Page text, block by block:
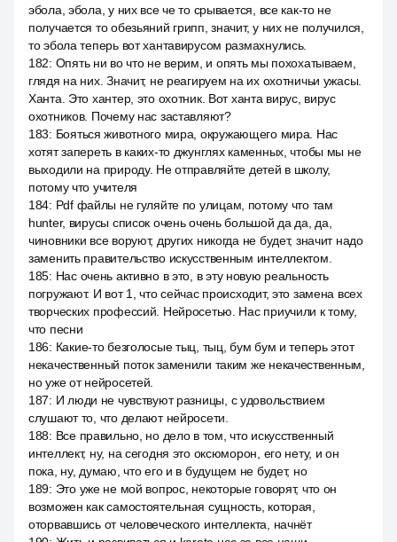
эбола, эбола, у них все че то срывается, все как-то не
получается то обезьяний грипп, значит, у них не получился,
то эбола теперь вот хантавирусом размахнулись.
182: Опять ни во что не верим, и опять мы похохатываем,
глядя на них. Значит, не реагируем на их охотничьи ужасы.
Ханта. Это хантер, это охотник. Вот ханта вирус, вирус
охотников. Почему нас заставляют?
183: Бояться животного мира, окружающего мира. Нас
хотят запереть в каких-то джунглях каменных, чтобы мы не
выходили на природу. Не отправляйте детей в школу,
потому что учителя
184: Pdf файлы не гуляйте по улицам, потому что там
hunter, вирусы список очень очень большой да да, да,
чиновники все воруют, других никогда не будет, значит надо
заменить правительство искусственным интеллектом.
185: Нас очень активно в это, в эту новую реальность
погружают. И вот 1, что сейчас происходит, это замена всех
творческих профессий. Нейросетью. Нас приучили к тому,
что песни
186: Какие-то безголосые тыц, тыц, бум бум и теперь этот
некачественный поток заменили таким же некачественным,
но уже от нейросетей.
187: И люди не чувствуют разницы, с удовольствием
слушают то, что делают нейросети.
188: Все правильно, но дело в том, что искусственный
интеллект, ну, на сегодня это оксюморон, его нету, и он
пока, ну, думаю, что его и в будущем не будет, но
189: Это уже не мой вопрос, некоторые говорят, что он
возможен как самостоятельная сущность, которая,
оторвавшись от человеческого интеллекта, начнёт